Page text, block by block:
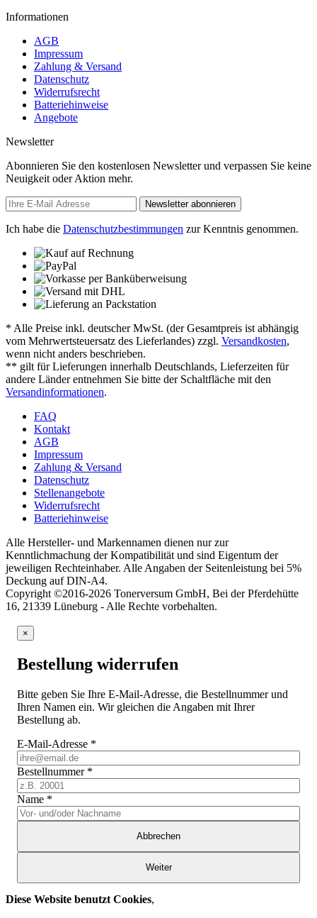
Informationen
AGB
Impressum
Zahlung & Versand
Datenschutz
Widerrufsrecht
Batteriehinweise
Angebote
Newsletter
Abonnieren Sie den kostenlosen Newsletter und verpassen Sie keine
Neuigkeit oder Aktion mehr.
Newsletter abonnieren
Ich habe die Datenschutzbestimmungen zur Kenntnis genommen.
* Alle Preise inkl. deutscher MwSt. (der Gesamtpreis ist abhängig
vom Mehrwertsteuersatz des Lieferlandes) zzgl. Versandkosten,
wenn nicht anders beschrieben.
** gilt für Lieferungen innerhalb Deutschlands, Lieferzeiten für
andere Länder entnehmen Sie bitte der Schaltfläche mit den
Versandinformationen.
FAQ
Kontakt
AGB
Impressum
Zahlung & Versand
Datenschutz
Stellenangebote
Widerrufsrecht
Batteriehinweise
Alle Hersteller- und Markennamen dienen nur zur
Kenntlichmachung der Kompatibilität und sind Eigentum der
jeweiligen Rechteinhaber. Alle Angaben der Seitenleistung bei 5%
Deckung auf DIN-A4.
Copyright ©2016-2026 Tonerversum GmbH, Bei der Pferdehütte
16, 21339 Lüneburg - Alle Rechte vorbehalten.
×
Bestellung widerrufen
Bitte geben Sie Ihre E-Mail-Adresse, die Bestellnummer und
Ihren Namen ein. Wir gleichen die Angaben mit Ihrer
Bestellung ab.
E-Mail-Adresse *
Bestellnummer *
Name *
Abbrechen
Weiter
Diese Website benutzt Cookies,